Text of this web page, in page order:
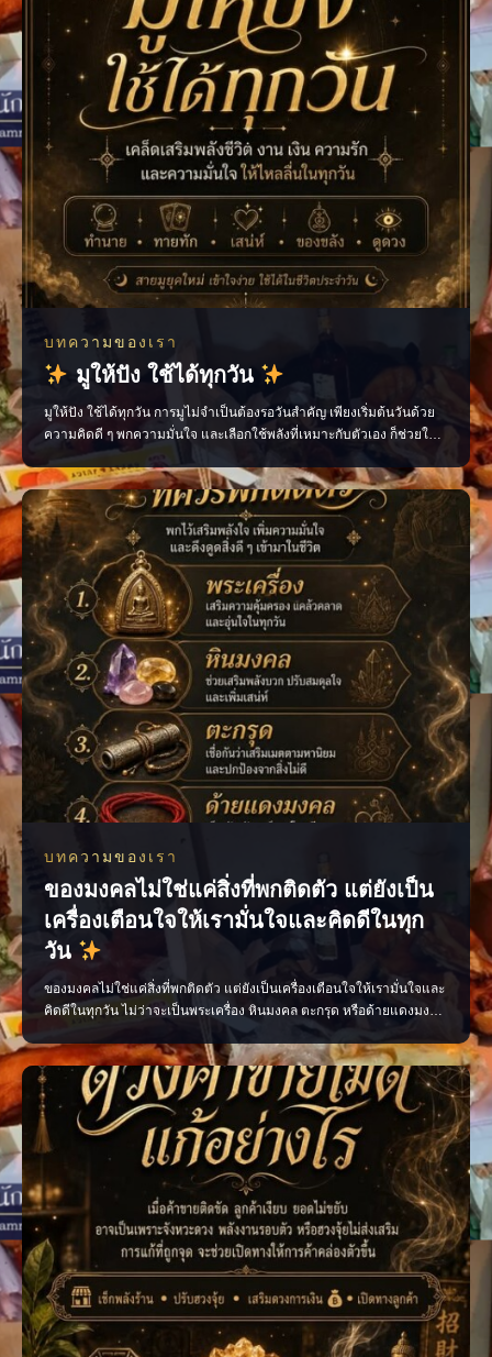
บทความของเรา
มูให้ปัง ใช้ได้ทุกวัน
มูให้ปัง ใช้ได้ทุกวัน การมูไม่จำเป็นต้องรอวันสำคัญ เพียงเริ่มต้นวันด้วย
ความคิดดี ๆ พกความมั่นใจ และเลือกใช้พลังที่เหมาะกับตัวเอง ก็ช่วยให้
ชีวิตประจำวันไหลลื่นขึ้นได้ ไม่ว่าจะเป็นเรื่องงาน การเงิน ความรัก หรือ
โอกาสใหม่ ๆ ทุกอย่างเริ่มต้นได้จาก “พลังใจ” ของเราเอง ติดตามเรื่องราว
สายมูแบบเข้าใจง่าย พร้อ
บทความของเรา
ของมงคลไม่ใช่แค่สิ่งที่พกติดตัว แต่ยังเป็น
เครื่องเตือนใจให้เรามั่นใจและคิดดีในทุก
วัน
ของมงคลไม่ใช่แค่สิ่งที่พกติดตัว แต่ยังเป็นเครื่องเตือนใจให้เรามั่นใจและ
คิดดีในทุกวัน ไม่ว่าจะเป็นพระเครื่อง หินมงคล ตะกรุด หรือด้ายแดงมงคล
เลือกสิ่งที่เหมาะกับตัวเอง พกด้วยความศรัทธา และตั้งใจทำสิ่งดี ๆ แล้ว
พลังใจดี ๆ จะค่อย ๆ ตามมา เพจ ไสยะ ทำนาย ทายทัก เสน่ห์ ของขลัง ดูด
วง #ของมงคล #ของมงคลพกติดตั